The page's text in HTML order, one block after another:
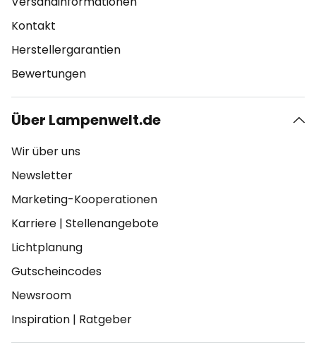
Kontakt
Herstellergarantien
Bewertungen
Über Lampenwelt.de
Wir über uns
Newsletter
Marketing-Kooperationen
Karriere | Stellenangebote
Lichtplanung
Gutscheincodes
Newsroom
Inspiration | Ratgeber